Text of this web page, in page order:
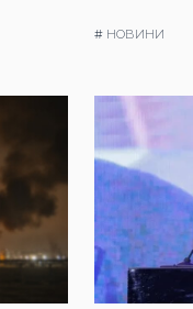
# НОВИНИ